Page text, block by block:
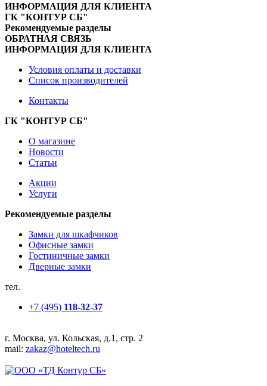
ИНФОРМАЦИЯ ДЛЯ КЛИЕНТА
ГК "КОНТУР СБ"
Рекомендуемые разделы
ОБРАТНАЯ СВЯЗЬ
ИНФОРМАЦИЯ ДЛЯ КЛИЕНТА
Условия оплаты и доставки
Список производителей
Контакты
ГК "КОНТУР СБ"
О магазине
Новости
Статьи
Акции
Услуги
Рекомендуемые разделы
Замки для шкафчиков
Офисные замки
Гостиничные замки
Дверные замки
тел.
+7 (495) 118-32-37
г. Москва, ул. Кольская, д.1, стр. 2
mail: zakaz@hoteltech.ru